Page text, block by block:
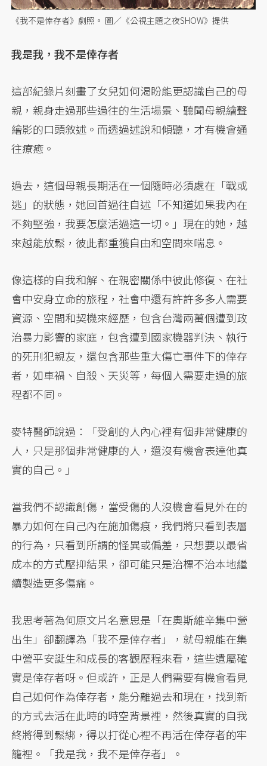
《我不是倖存者》劇照。 圖／《公視主題之夜SHOW》提供
我是我，我不是倖存者
這部紀錄片刻畫了女兒如何渴盼能更認識自己的母
親，親身走過那些過往的生活場景、聽聞母親繪聲
繪影的口頭敘述。而透過述說和傾聽，才有機會通
往療癒。
過去，這個母親長期活在一個隨時必須處在「戰或
逃」的狀態，她回首過往自述「不知道如果我內在
不夠堅強，我要怎麼活過這一切。」現在的她，越
來越能放鬆，彼此都重獲自由和空間來喘息。
像這樣的自我和解、在親密關係中彼此修復、在社
會中安身立命的旅程，社會中還有許許多多人需要
資源、空間和契機來經歷，包含台灣兩萬個遭到政
治暴力影響的家庭，包含遭到國家機器判決、執行
的死刑犯親友，還包含那些重大傷亡事件下的倖存
者，如車禍、自殺、天災等，每個人需要走過的旅
程都不同。
麥特醫師說過：「受創的人內心裡有個非常健康的
人，只是那個非常健康的人，還沒有機會表達他真
實的自己。」
當我們不認識創傷，當受傷的人沒機會看見外在的
暴力如何在自己內在施加傷痕，我們將只看到表層
的行為，只看到所謂的怪異或偏差，只想要以最省
成本的方式壓抑結果，卻可能只是治標不治本地繼
續製造更多傷痛。
我思考著為何原文片名意思是「在奧斯維辛集中營
出生」卻翻譯為「我不是倖存者」，就母親能在集
中營平安誕生和成長的客觀歷程來看，這些遺屬確
實是倖存者呀。但或許，正是人們需要有機會看見
自己如何作為倖存者，能分離過去和現在，找到新
的方式去活在此時的時空背景裡，然後真實的自我
終將得到鬆綁，得以打從心裡不再活在倖存者的牢
籠裡。「我是我，我不是倖存者」。